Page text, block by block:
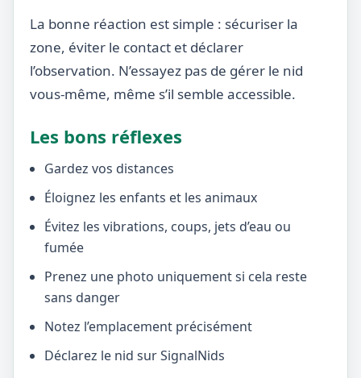
La bonne réaction est simple : sécuriser la
zone, éviter le contact et déclarer
l’observation. N’essayez pas de gérer le nid
vous-même, même s’il semble accessible.
Les bons réflexes
Gardez vos distances
Éloignez les enfants et les animaux
Évitez les vibrations, coups, jets d’eau ou
fumée
Prenez une photo uniquement si cela reste
sans danger
Notez l’emplacement précisément
Déclarez le nid sur SignalNids